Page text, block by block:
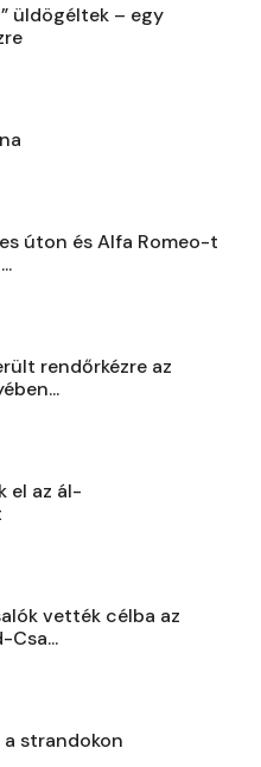
üldögéltek – egy
úton és Alfa Romeo-t
rendőrkézre az
el az ál-
vették célba az
Csa...
strandokon